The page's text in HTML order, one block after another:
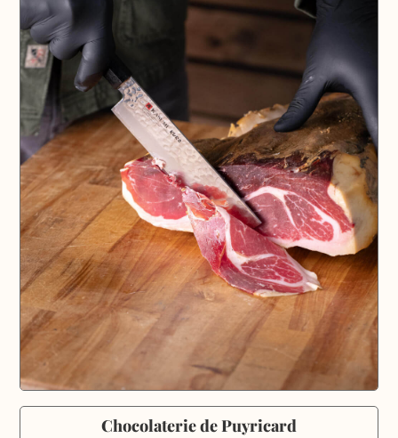
Chocolaterie de Puyricard